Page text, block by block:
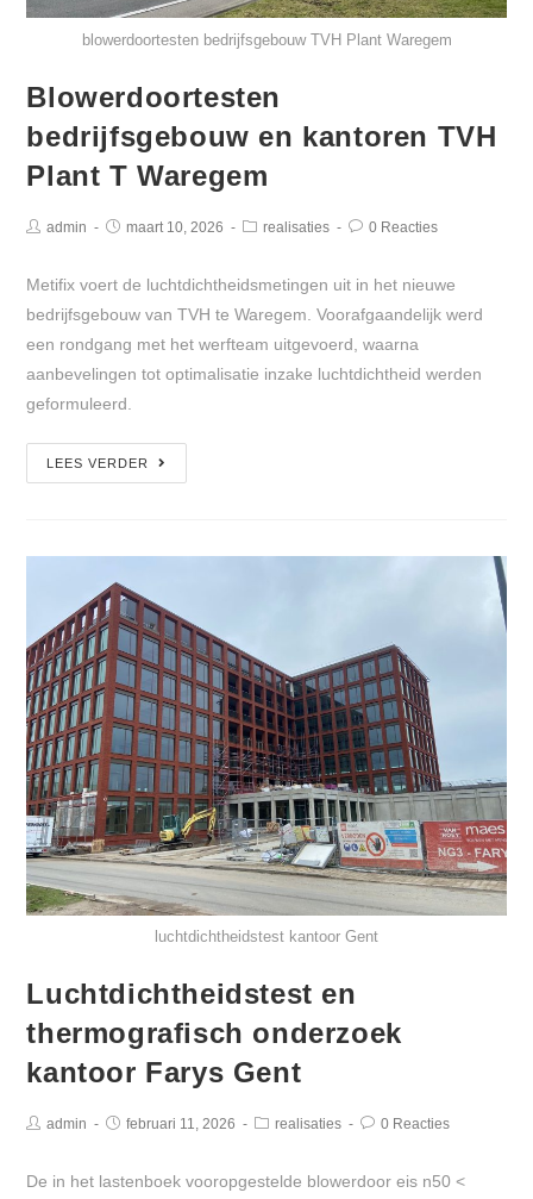
blowerdoortesten bedrijfsgebouw TVH Plant Waregem
Blowerdoortesten
bedrijfsgebouw en kantoren TVH
Plant T Waregem
admin maart 10, 2026 realisaties 0 Reacties
Metifix voert de luchtdichtheidsmetingen uit in het nieuwe
bedrijfsgebouw van TVH te Waregem. Voorafgaandelijk werd
een rondgang met het werfteam uitgevoerd, waarna
aanbevelingen tot optimalisatie inzake luchtdichtheid werden
geformuleerd.
LEES VERDER
luchtdichtheidstest kantoor Gent
Luchtdichtheidstest en
thermografisch onderzoek
kantoor Farys Gent
admin februari 11, 2026 realisaties 0 Reacties
De in het lastenboek vooropgestelde blowerdoor eis n50 <